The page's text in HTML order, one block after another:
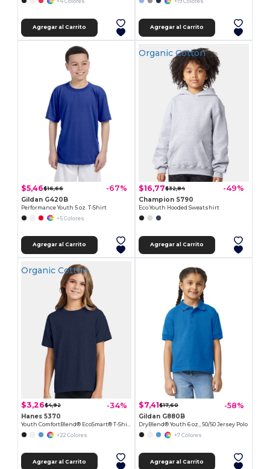
Agregar al Carrito Agregar al Carrito
$5,46$16,66 -67%
Gildan G420B
Performance Youth 5 oz. T-Shirt
+5 Colores
Agregar al Carrito
Organic Cotton
$16,77$32,84 -49%
Champion S790
Eco Youth Hooded Sweatshirt
Agregar al Carrito
Organic Cotton
$3,26$4,92 -34%
Hanes 5370
Youth ComfortBlend® EcoSmart® T-Shirt
+22 Colores
Agregar al Carrito
$7,41$17,60 -58%
Gildan G880B
DryBlend® Youth 6 oz., 50/50 Jersey Polo
+7 Colores
Agregar al Carrito